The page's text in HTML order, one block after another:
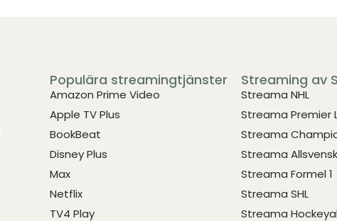
Populära streamingtjänster
Amazon Prime Video
Apple TV Plus
BookBeat
Disney Plus
Max
Netflix
TV4 Play
Streaming av
Streama NHL
Streama Premier
Streama
Streama
Streama Formel 1
Streama SHL
Streama